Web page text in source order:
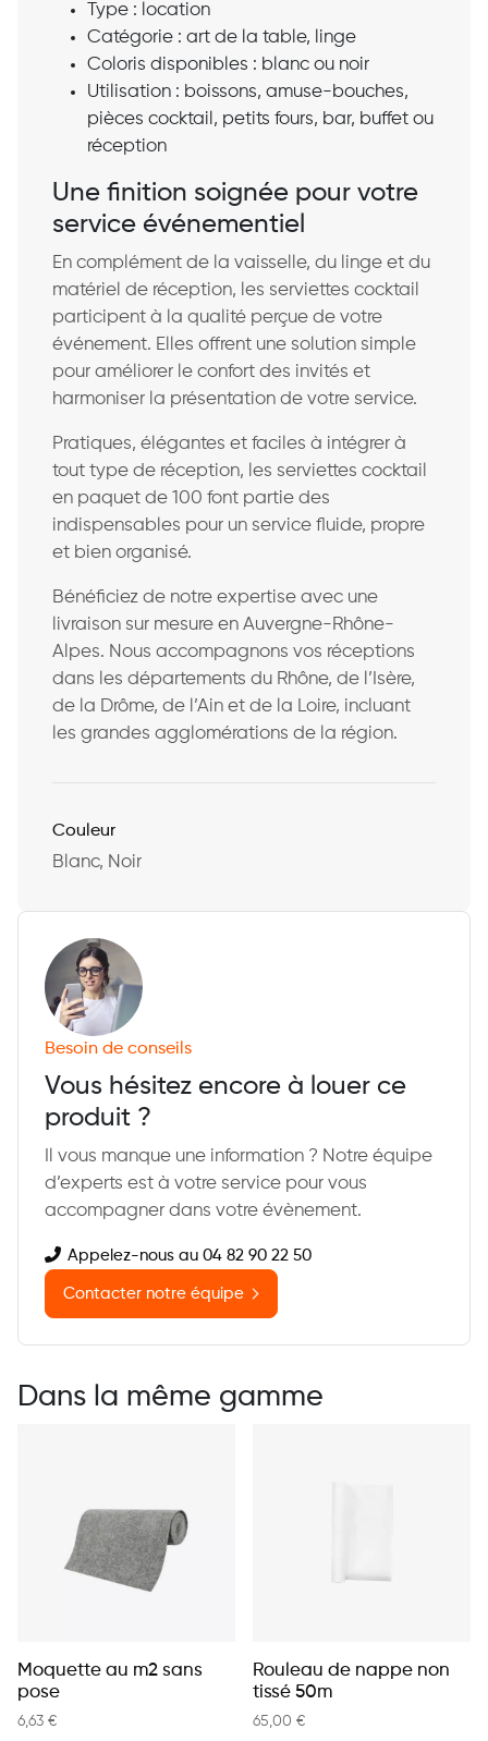
Type : location
Catégorie : art de la table, linge
Coloris disponibles : blanc ou noir
Utilisation : boissons, amuse-bouches,
pièces cocktail, petits fours, bar, buffet ou
réception
Une finition soignée pour votre
service événementiel
En complément de la vaisselle, du linge et du
matériel de réception, les serviettes cocktail
participent à la qualité perçue de votre
événement. Elles offrent une solution simple
pour améliorer le confort des invités et
harmoniser la présentation de votre service.
Pratiques, élégantes et faciles à intégrer à
tout type de réception, les serviettes cocktail
en paquet de 100 font partie des
indispensables pour un service fluide, propre
et bien organisé.
Bénéficiez de notre expertise avec une
livraison sur mesure en Auvergne-Rhône-
Alpes. Nous accompagnons vos réceptions
dans les départements du Rhône, de l’Isère,
de la Drôme, de l’Ain et de la Loire, incluant
les grandes agglomérations de la région.
Couleur
Blanc, Noir
Besoin de conseils
Vous hésitez encore à louer ce
produit ?
Il vous manque une information ? Notre équipe
d’experts est à votre service pour vous
accompagner dans votre évènement.
Appelez-nous au 04 82 90 22 50
Contacter notre équipe
Dans la même gamme
Moquette au m2 sans
pose
6,63 €
Rouleau de nappe non
tissé 50m
65,00 €